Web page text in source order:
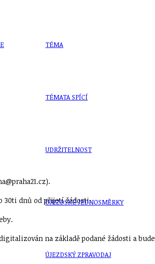
TÉMA
TÉMATA SPÍCÍ
UDRŽITELNOST
ÚJEZDSKÉ JEDNOSMĚRKY
ÚJEZDSKÝ ZPRAVODAJ
30ti dnů od přijetí žádosti.
na základě podané žádosti a bude